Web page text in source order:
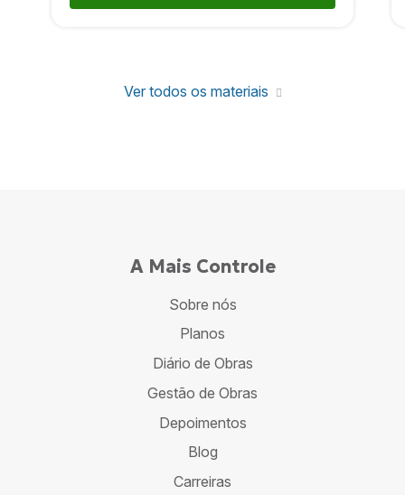
Ver todos os materiais
A Mais Controle
Sobre nós
Planos
Diário de Obras
Gestão de Obras
Depoimentos
Blog
Carreiras